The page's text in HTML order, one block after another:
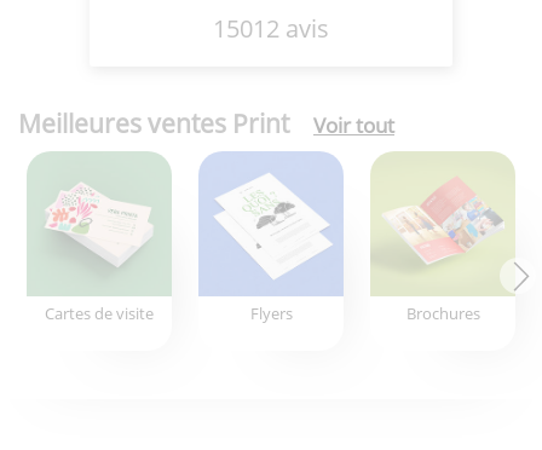
15012 avis
Meilleures ventes Print Voir tout
Cartes de visite Flyers Brochures